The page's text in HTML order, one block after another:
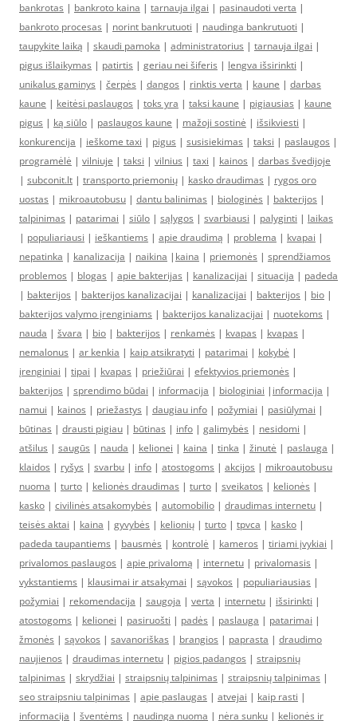
bankrotas | bankroto kaina | tarnauja ilgai | pasinaudoti verta |
bankroto procesas | norint bankrutuoti | naudinga bankrutuoti |
taupykite laiką | skaudi pamoka | administratorius | tarnauja ilgai |
pigus išlaikymas | patirtis | geriau nei šiferis | lengva išsirinkti |
unikalus gaminys | čerpės | dangos | rinktis verta | kaune | darbas
kaune | keitėsi paslaugos | toks yra | taksi kaune | pigiausias | kaune
pigus | ką siūlo | paslaugos kaune | mažoji sostinė | išsikviesti |
konkurencija | ieškome taxi | pigus | susisiekimas | taksi | paslaugos |
programėlė | vilniuje | taksi | vilnius | taxi | kainos | darbas švedijoje
| subconit.lt | transporto priemonių | kasko draudimas | rygos oro
uostas | mikroautobusu | dantu balinimas | biologinės | bakterijos |
talpinimas | patarimai | siūlo | sąlygos | svarbiausi | palyginti | laikas
| populiariausi | ieškantiems | apie draudimą | problema | kvapai |
nepatinka | kanalizacija | naikina | kaina | priemonės | sprendžiamos
problemos | blogas | apie bakterijas | kanalizacijai | situacija | padeda
| bakterijos | bakterijos kanalizacijai | kanalizacijai | bakterijos | bio |
bakterijos valymo įrenginiams | bakterijos kanalizacijai | nuotekoms |
nauda | švara | bio | bakterijos | renkamės | kvapas | kvapas |
nemalonus | ar kenkia | kaip atsikratyti | patarimai | kokybė |
įrenginiai | tipai | kvapas | priežiūrai | efektyvios priemonės |
bakterijos | sprendimo būdai | informacija | biologiniai | informacija |
namui | kainos | priežastys | daugiau info | požymiai | pasiūlymai |
būtinas | drausti pigiau | būtinas | info | galimybės | nesidomi |
atšilus | saugūs | nauda | kelionei | kaina | tinka | žinutė | paslauga |
klaidos | ryšys | svarbu | info | atostogoms | akcijos | mikroautobusu
nuoma | turto | kelionės draudimas | turto | sveikatos | kelionės |
kasko | civilinės atsakomybės | automobilio | draudimas internetu |
teisės aktai | kaina | gyvybės | kelionių | turto | tpvca | kasko |
padeda taupantiems | bausmės | kontrolė | kameros | tiriami įvykiai |
privalomos paslaugos | apie privalomą | internetu | privalomasis |
vykstantiems | klausimai ir atsakymai | sąvokos | populiariausias |
požymiai | rekomendacija | saugoja | verta | internetu | išsirinkti |
atostogoms | kelionei | pasiruošti | padės | paslauga | patarimai |
žmonės | sąvokos | savanoriškas | brangios | paprasta | draudimo
naujienos | draudimas internetu | pigios padangos | straipsnių
talpinimas | skrydžiai | straipsnių talpinimas | straipsnių talpinimas |
seo straipsniu talpinimas | apie paslaugas | atvejai | kaip rasti |
informacija | šventėms | naudinga nuoma | nėra sunku | kelionės ir